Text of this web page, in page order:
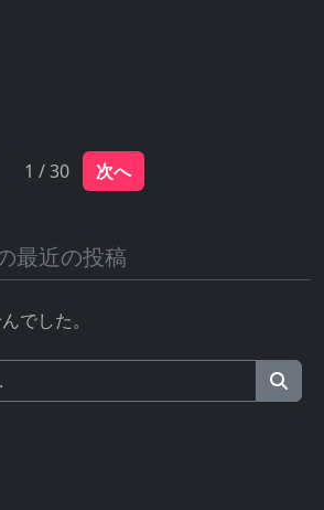
1 / 30 次へ
最近の投稿
でした。